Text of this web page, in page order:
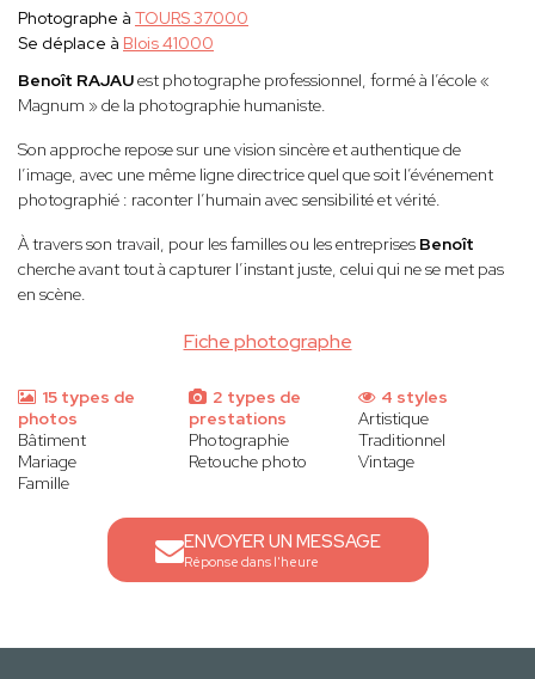
Fiche photographe
Photographe à TOURS 37000
Se déplace à Blois 41000
Benoît RAJAUest photographe professionnel, formé à l’école «
Magnum » de la photographie humaniste.
Son approche repose sur une vision sincère et authentique de
l’image, avec une même ligne directrice quel que soit l’événement
photographié : raconter l’humain avec sensibilité et vérité.
À travers son travail, pour les familles ou les entreprises Benoît
cherche avant tout à capturer l’instant juste, celui qui ne se met pas
en scène.
15 types de
photos
Bâtiment
Mariage
Famille
2 types de
prestations
Photographie
Retouche photo
4 styles
Artistique
Traditionnel
Vintage
ENVOYER UN MESSAGE
Réponse dans l'heure